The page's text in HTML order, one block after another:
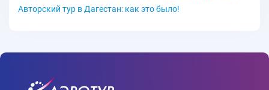
Авторский тур в Дагестан: как это было!